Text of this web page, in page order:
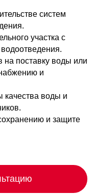
систем
участка с
поставку воды или
и
качества воды и
и защите